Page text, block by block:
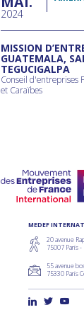
2024
MISSION
GUATEMALA,
TEGUCIGALPA
Conseil d'entreprises
et Caraïbes
MEDEF
20 avenue
75007 Paris -
55 avenue
75330 Paris